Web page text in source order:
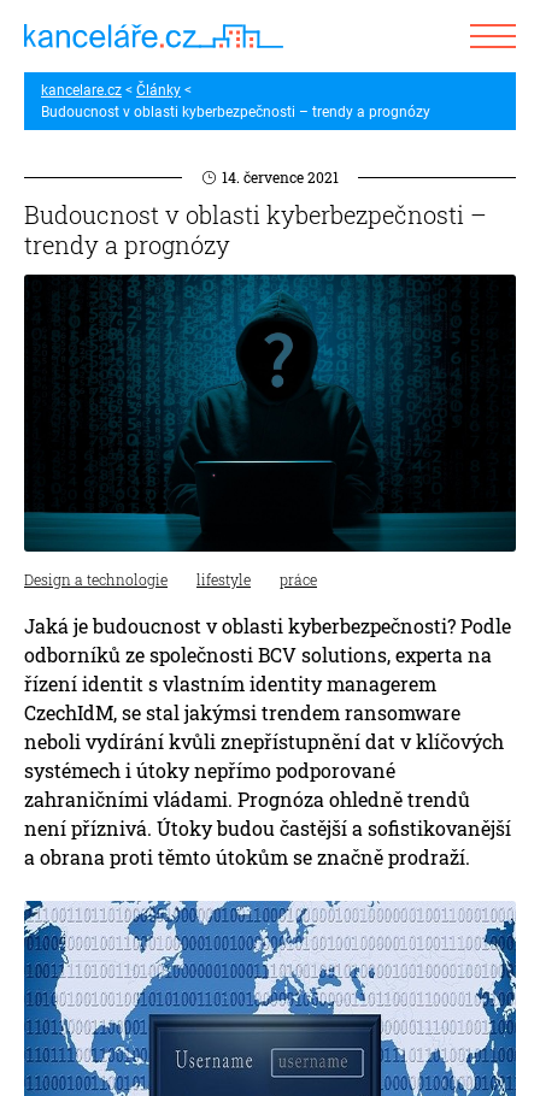
kancelare.cz
Články
Budoucnost v oblasti kyberbezpečnosti – trendy a prognózy
14. července 2021
Budoucnost v oblasti kyberbezpečnosti –
trendy a prognózy
Design a technologie lifestyle práce
Jaká je budoucnost v oblasti kyberbezpečnosti? Podle
odborníků ze společnosti BCV solutions, experta na
řízení identit s vlastním identity managerem
CzechIdM, se stal jakýmsi trendem ransomware
neboli vydírání kvůli znepřístupnění dat v klíčových
systémech i útoky nepřímo podporované
zahraničními vládami. Prognóza ohledně trendů
není příznivá. Útoky budou častější a sofistikovanější
a obrana proti těmto útokům se značně prodraží.